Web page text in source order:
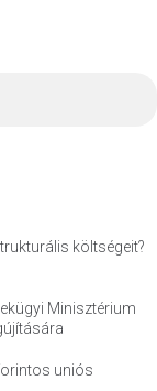
költségeit?
Minisztérium
uniós